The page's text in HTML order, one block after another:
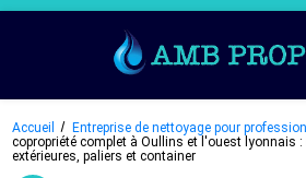
Accueil Entreprise de nettoyage pour
copropriété complet à Oullins et l'ouest lyonnais :
extérieures, paliers et container
Panneau de gestion des cookies